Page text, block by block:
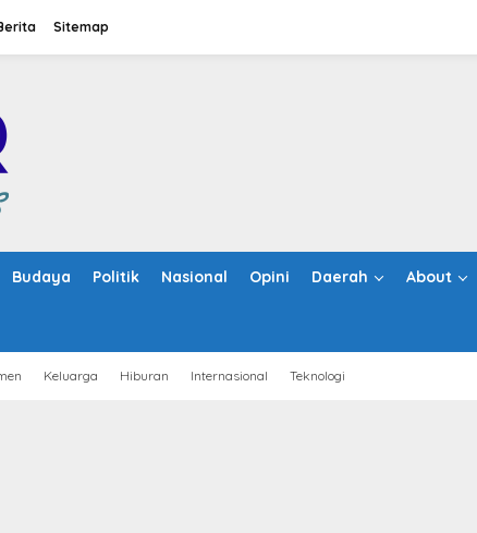
Sitemap
Budaya Politik Nasional Opini Daerah About
Keluarga Hiburan Internasional Teknologi